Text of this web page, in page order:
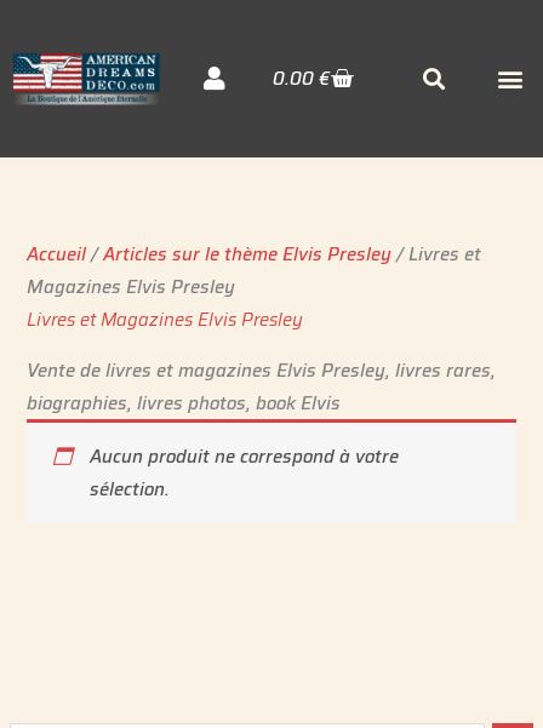
au
contenu
0.00€Cart
Accueil/Articles sur le thème Elvis Presley/ Livres et
Magazines Elvis Presley
Livres et Magazines Elvis Presley
Vente de livres et magazines Elvis Presley, livres rares,
biographies, livres photos, book Elvis
Aucun produit ne correspond à votre
sélection.